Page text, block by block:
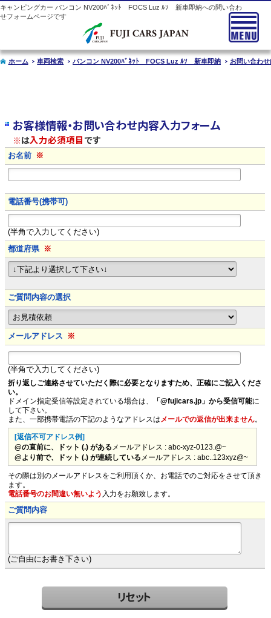
キャンピングカー バンコン NV200ﾊﾞﾈｯﾄ FOCS Luz ﾙｿ 新車即納への問い合わ
せフォームページです
ホーム 車両検索 バンコン NV200ﾊﾞﾈｯﾄ FOCS Luz ﾙｿ 新車即納 お問い合わ
お客様情報・お問い合わせ内容入力フォーム
※は入力必須項目です
お名前 ※
電話番号(携帯可)
(半角で入力してください)
都道府県 ※
ご質問内容の選択
メールアドレス ※
(半角で入力してください)
折り返しご連絡させていただく際に必要となりますため、正確にご記入くださ
い。
ドメイン指定受信等設定されている場合は、
「@fujicars.jp」から受信可能に
して下さい。
また、一部携帯電話の下記のようなアドレスは メールでの返信が出来ません。
[返信不可アドレス例]
@の直前に、ドット (.) がある メールアドレス : abc-xyz-0123.@~
@より前で、ドット (.) が連続している メールアドレス : abc..123xyz@~
その際は別のメールアドレスをご利用頂くか、お電話でのご対応をさせて頂き
ます。
電話番号のお間違い無いよう 入力をお願致します。
ご質問内容
(ご自由にお書き下さい)